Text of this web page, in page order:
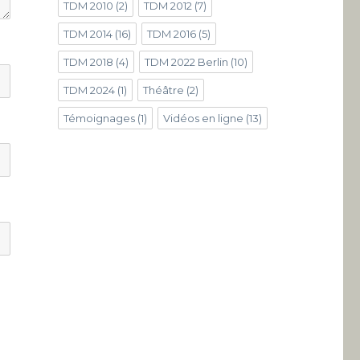
TDM 2010 (2) TDM 2012 (7)
TDM 2014(16) TDM 2016(5)
TDM 2018 (4) TDM 2022 Berlin (10)
TDM 2024(1) Théâtre (2)
Témoignages(1) Vidéos en ligne (13)